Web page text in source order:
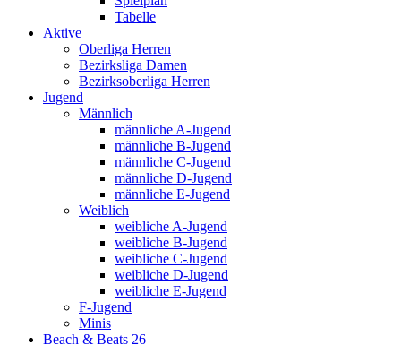
Tabelle
Aktive
Oberliga Herren
Bezirksliga Damen
Bezirksoberliga Herren
Jugend
Männlich
männliche A-Jugend
männliche B-Jugend
männliche C-Jugend
männliche D-Jugend
männliche E-Jugend
Weiblich
weibliche A-Jugend
weibliche B-Jugend
weibliche C-Jugend
weibliche D-Jugend
weibliche E-Jugend
F-Jugend
Minis
Beach & Beats 26